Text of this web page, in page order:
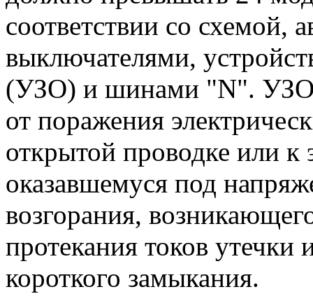
соответствии со схемой,
выключателями,
(УЗО) и шинами "N". УЗО
от поражения
открытой проводке или к
оказавшемуся под
возгорания,
протекания токов
короткого замыкания.